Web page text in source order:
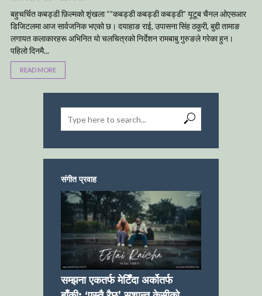
बहुचर्चित कबड्डी फ़िल्मको शृंखला “”कबड्डी कबड्डी कबड्डी” यूटूब चैनल ओएसआर
डिजिटलमा आज सार्वजनिक भएको छ। दयाहाङ राई, उपासना सिंह ठकुरी, बुद्दी तामाङ
लगायत कलाकारहरू अभिनित यो चलचित्रको निर्देशन रामबाबु गुरुङले गरेका हुन।
पहिलो दिनमै...
READ MORE
संगीत प्रवाह
सम्झना एकतर्फ मेटिँदा अर्कोतर्फ